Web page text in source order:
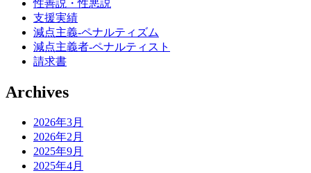
性善説・性悪説
支援実績
減点主義-ペナルティズム
減点主義者-ペナルティスト
請求書
Archives
2026年3月
2026年2月
2025年9月
2025年4月